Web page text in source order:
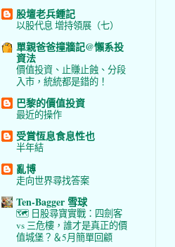
股壇老兵鍾記
以股代息 增持領展（七）
單親爸爸撞牆記@懶系投
資法
價值投資、止賺止蝕、分段
入市，統統都是錯的！
巴黎的價值投資
最近的操作
受賞恆息食息性也
半年結
亂博
走向世界尋找答案
Ten-Bagger 雪球
🗺️ 日股尋寶實戰：四劍客
vs 三危樓，誰才是真正的價
值城堡？＆5月簡單回顧